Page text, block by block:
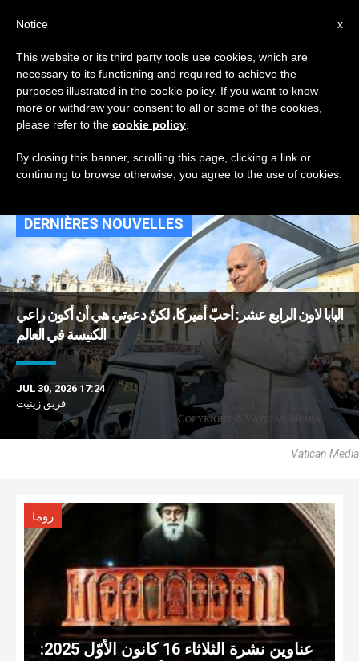
TAG
Posts Tagged
‘مهاجرون’
DERNIÈRES NOUVELLES
البابا لاون الرابع عشر: أحبّ أميركا، لكنّ دعوتي هي أن أكون راعي
الكنيسة في العالم
JUL 30, 2026 17:24
فريق زينيت
Vatican Media
روما
عناوين نشرة الثلاثاء 16 كانون الأوّل 2025:
x
Notice
This website or its third party tools use cookies, which are
necessary to its functioning and required to achieve the
purposes illustrated in the cookie policy. If you want to know
more or withdraw your consent to all or some of the cookies,
please refer to the cookie policy
By closing this banner, scrolling this page, clicking a link or
continuing to browse otherwise, you agree to the use of cookies.